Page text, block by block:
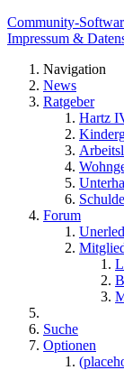
Community-
Impressum &
Navigation
News
Ratgeber
Hartz
Forum
Suche
Optionen